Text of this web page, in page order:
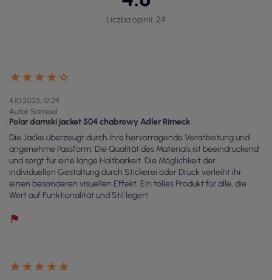
Liczba opinii: 24
4.10.2025, 12:24
Autor Samuel
Polar damski jacket 504 chabrowy Adler Rimeck
Die Jacke überzeugt durch ihre hervorragende Verarbeitung und
angenehme Passform. Die Qualität des Materials ist beeindruckend
und sorgt für eine lange Haltbarkeit. Die Möglichkeit der
individuellen Gestaltung durch Stickerei oder Druck verleiht ihr
einen besonderen visuellen Effekt. Ein tolles Produkt für alle, die
Wert auf Funktionalität und Stil legen!